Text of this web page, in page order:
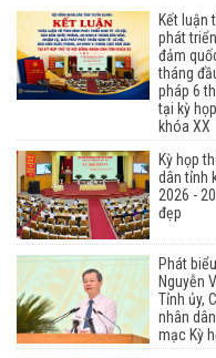
Kết luận
phát
đảm
tháng
pháp 6
tại kỳ
khóa XX
Kỳ họp
dân tỉnh
2026 -
đẹp
Phát
Nguyễn
Tỉnh ủy,
nhân
mạc Kỳ